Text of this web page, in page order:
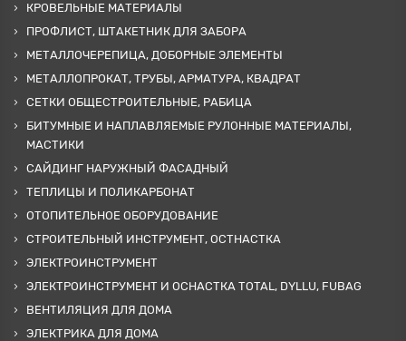
КРОВЕЛЬНЫЕ МАТЕРИАЛЫ
ПРОФЛИСТ, ШТАКЕТНИК ДЛЯ ЗАБОРА
МЕТАЛЛОЧЕРЕПИЦА, ДОБОРНЫЕ ЭЛЕМЕНТЫ
МЕТАЛЛОПРОКАТ, ТРУБЫ, АРМАТУРА, КВАДРАТ
СЕТКИ ОБЩЕСТРОИТЕЛЬНЫЕ, РАБИЦА
БИТУМНЫЕ И НАПЛАВЛЯЕМЫЕ РУЛОННЫЕ МАТЕРИАЛЫ,
МАСТИКИ
САЙДИНГ НАРУЖНЫЙ ФАСАДНЫЙ
ТЕПЛИЦЫ И ПОЛИКАРБОНАТ
ОТОПИТЕЛЬНОЕ ОБОРУДОВАНИЕ
СТРОИТЕЛЬНЫЙ ИНСТРУМЕНТ, ОСТНАСТКА
ЭЛЕКТРОИНСТРУМЕНТ
ЭЛЕКТРОИНСТРУМЕНТ И ОСНАСТКА TOTAL, DYLLU, FUBAG
ВЕНТИЛЯЦИЯ ДЛЯ ДОМА
ЭЛЕКТРИКА ДЛЯ ДОМА